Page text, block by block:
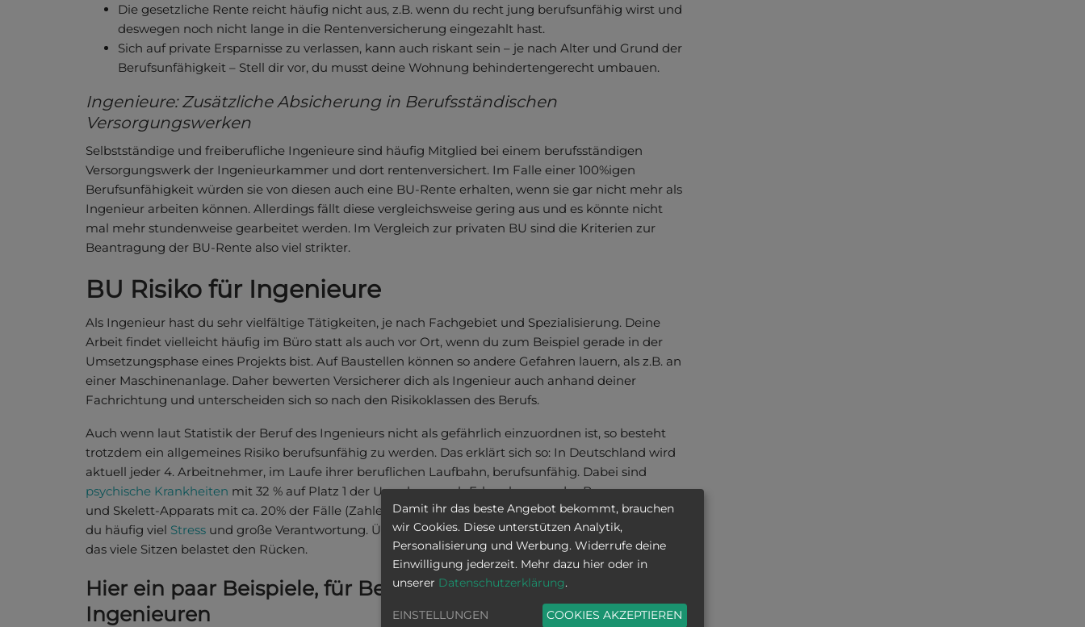
Die gesetzliche Rente reicht häufig nicht aus, z.B. wenn du recht jung berufsunfähig wirst und
deswegen noch nicht lange in die Rentenversicherung eingezahlt hast.
Sich auf private Ersparnisse zu verlassen, kann auch riskant sein – je nach Alter und Grund der
Berufsunfähigkeit – Stell dir vor, du musst deine Wohnung behindertengerecht umbauen.
Ingenieure: Zusätzliche Absicherung in Berufsständischen
Versorgungswerken
Selbstständige und freiberufliche Ingenieure sind häufig Mitglied bei einem berufsständigen
Versorgungswerk der Ingenieurkammer und dort rentenversichert. Im Falle einer 100%igen
Berufsunfähigkeit würden sie von diesen auch eine BU-Rente erhalten, wenn sie gar nicht mehr als
Ingenieur arbeiten können. Allerdings fällt diese vergleichsweise gering aus und es könnte nicht
mal mehr stundenweise gearbeitet werden. Im Vergleich zur privaten BU sind die Kriterien zur
Beantragung der BU-Rente also viel strikter.
BU Risiko für Ingenieure
Als Ingenieur hast du sehr vielfältige Tätigkeiten, je nach Fachgebiet und Spezialisierung. Deine
Arbeit findet vielleicht häufig im Büro statt als auch vor Ort, wenn du zum Beispiel gerade in der
Umsetzungsphase eines Projekts bist. Auf Baustellen können so andere Gefahren lauern, als z.B. an
einer Maschinenanlage. Daher bewerten Versicherer dich als Ingenieur auch anhand deiner
Fachrichtung und unterscheiden sich so nach den Risikoklassen des Berufs.
Auch wenn laut Statistik der Beruf des Ingenieurs nicht als gefährlich einzuordnen ist, so besteht
trotzdem ein allgemeines Risiko berufsunfähig zu werden. Das erklärt sich so: In Deutschland wird
aktuell jeder 4. Arbeitnehmer, im Laufe ihrer beruflichen Laufbahn, berufsunfähig. Dabei sind
psychische Krankheiten mit 32 % auf Platz 1 der Ursachen, nach Erkrankungen des Bewegungs-
und Skelett-Apparats mit ca. 20% der Fälle (Zahlen von 2022, Morgen & Morgen). Als Ingenieur hast
du häufig viel Stress und große Verantwortung. Überstunden sind eher der Fall als die Regel und
das viele Sitzen belastet den Rücken.
Hier ein paar Beispiele, für Berufsunfähigkeitsfälle bei
Ingenieuren
Damit ihr das beste Angebot bekommt, brauchen
wir Cookies. Diese unterstützen Analytik,
Personalisierung und Werbung. Widerrufe deine
Einwilligung jederzeit. Mehr dazu hier oder in
unserer Datenschutzerklärung.
EINSTELLUNGEN COOKIES AKZEPTIEREN